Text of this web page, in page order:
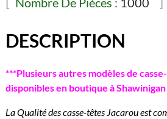
DESCRIPTION
***Plusieurs autres modèles de
disponibles en boutique à Shawinigan
La Qualité des casse-têtes Jacarou est